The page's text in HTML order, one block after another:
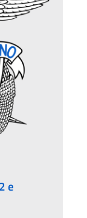
e